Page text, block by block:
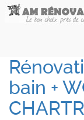
bain +